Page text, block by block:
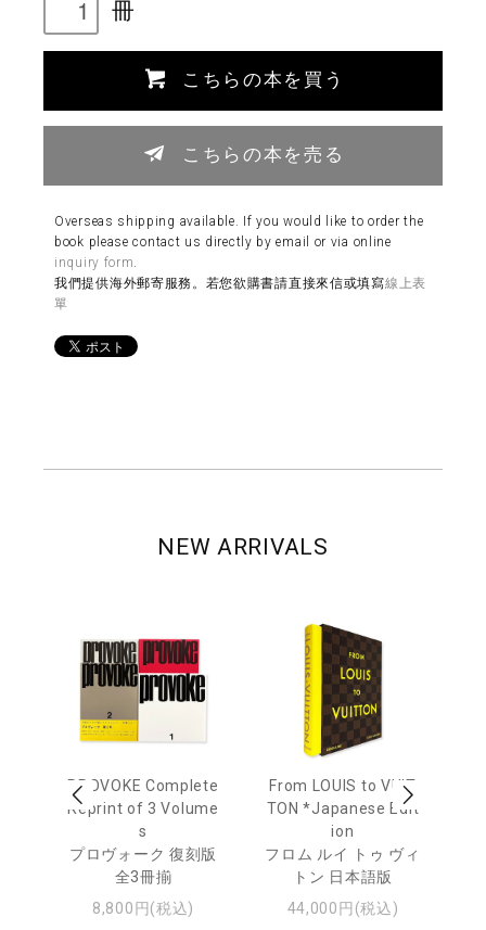
冊
こちらの本を買う
こちらの本を売る
Overseas shipping available. If you would like to order the
book please contact us directly by email or via online
inquiry form
我們提供海外郵寄服務。若您欲購書請直接來信或填寫線上表
單
NEW ARRIVALS
PROVOKE Complete
Reprint of 3 Volume
s
プロヴォーク 復刻版
全3冊揃
8,800円(税込)
From LOUIS to VUIT
TON *Japanese Edit
ion
フロム ルイ トゥ ヴィ
トン 日本語版
44,000円(税込)